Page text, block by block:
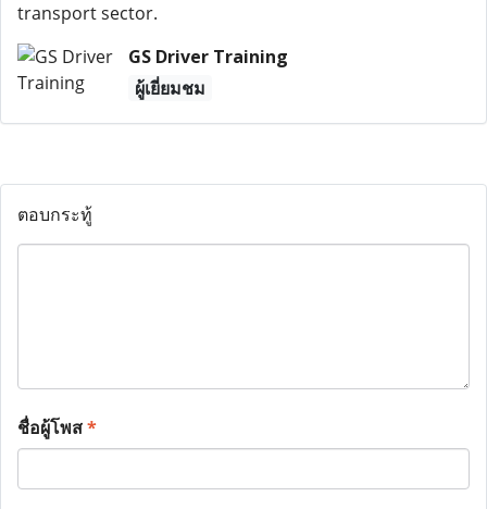
transport sector.
GS Driver Training
ผู้เยี่ยมชม
ตอบกระทู้
ชื่อผู้โพส*